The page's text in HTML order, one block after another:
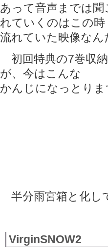
あって音声までは
れていくのはこの時
流れていた映像な
初回特典の7巻収
が、今はこんな
かんじになっとりま
半分雨宮箱と化し
VirginSNOW2